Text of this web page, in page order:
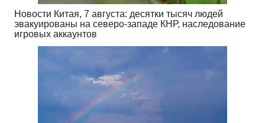
Новости Китая, 7 августа: десятки тысяч людей
эвакуированы на северо-западе КНР, наследование
игровых аккаунтов